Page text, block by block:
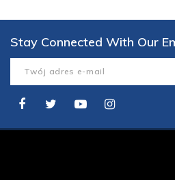
Stay Connected With Our